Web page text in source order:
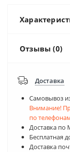
Отзывы (0)
Доставка
Самовывоз
Внимание!
по
Доставка по
Бесплатная
Доставка